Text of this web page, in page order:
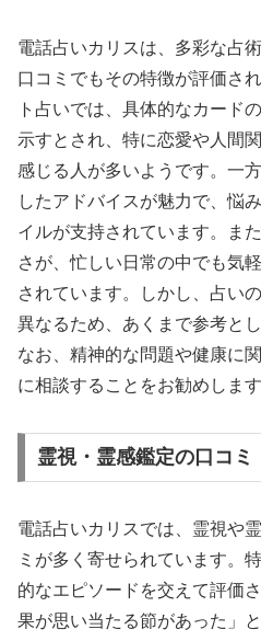
電話占いカリスは、多彩な占
口コミでもその特徴が評価さ
ト占いでは、具体的なカード
示すとされ、特に恋愛や人間
感じる人が多いようです。一
したアドバイスが魅力で、悩
イルが支持されています。ま
さが、忙しい日常の中でも気
されています。しかし、占い
異なるため、あくまで参考と
なお、精神的な問題や健康に
に相談することをお勧めします
霊視・霊感鑑定の口コミ
電話占いカリスでは、霊視や
ミが多く寄せられています。
的なエピソードを交えて評価
果が思い当たる節があった」